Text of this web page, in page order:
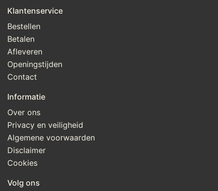
Klantenservice
Bestellen
Betalen
Afleveren
Openingstijden
Contact
Informatie
Over ons
Privacy en veiligheid
Algemene voorwaarden
Disclaimer
Cookies
Volg ons